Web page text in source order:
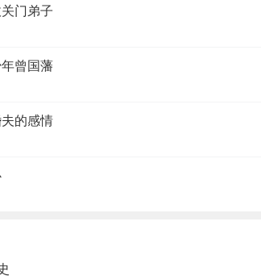
门弟子
曾国藩
的感情